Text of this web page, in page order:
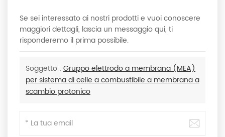
Se sei interessato ai nostri prodotti e vuoi conoscere
maggiori dettagli, lascia un messaggio qui, ti
risponderemo il prima possibile.
Soggetto : Gruppo elettrodo a membrana (MEA)
per sistema di celle a combustibile a membrana a
scambio protonico